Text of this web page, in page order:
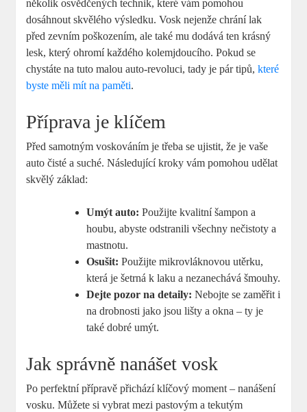
několik osvědčených technik, které vám pomohou
dosáhnout skvělého výsledku. Vosk nejenže chrání lak
před zevním poškozením, ale také mu dodává ten krásný
lesk, který ohromí každého kolemjdoucího. Pokud se
chystáte na tuto malou auto-revoluci, tady je pár tipů,které
byste měli mít na paměti.
Příprava je klíčem
Před samotným voskováním je třeba se ujistit, že je vaše
auto čisté a suché. Následující kroky vám pomohou udělat
skvělý základ:
Umýt auto: Použijte kvalitní šampon a
houbu, abyste odstranili všechny nečistoty a
mastnotu.
Osušit: Použijte mikrovláknovou utěrku,
která je šetrná k laku a nezanechává šmouhy.
Dejte pozor na detaily: Nebojte se zaměřit i
na drobnosti jako jsou lišty a okna – ty je
také dobré umýt.
Jak správně nanášet vosk
Po perfektní přípravě přichází klíčový moment – nanášení
vosku. Můžete si vybrat mezi pastovým a tekutým